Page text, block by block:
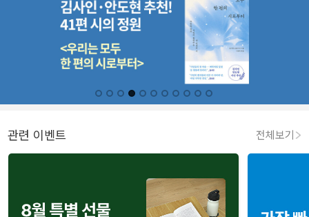
관련 이벤트 전체보기